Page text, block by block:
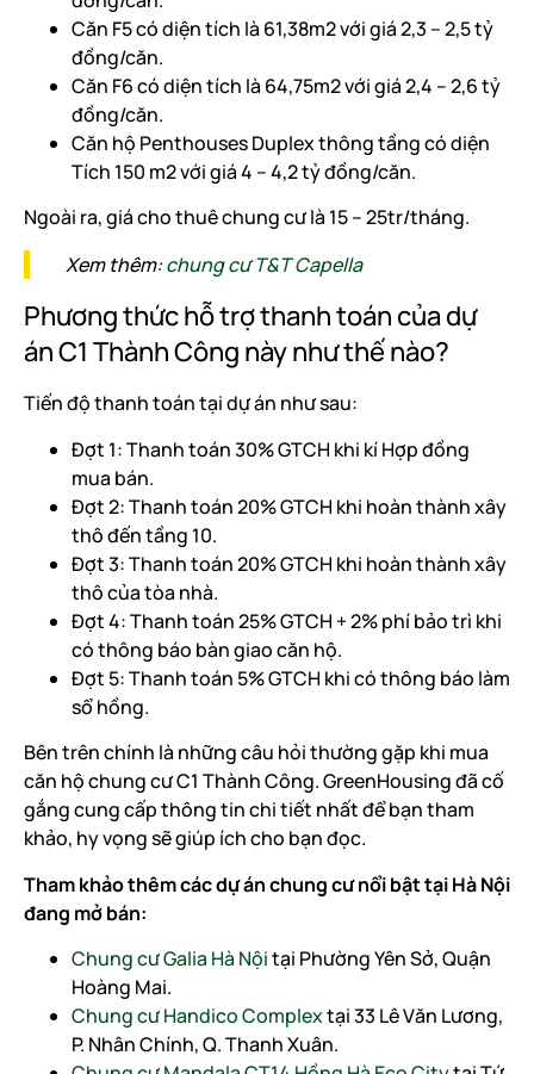
Căn F5 có diện tích là 61,38m2 với giá 2,3 – 2,5 tỷ
đồng/căn.
Căn F6 có diện tích là 64,75m2 với giá 2,4 – 2,6 tỷ
đồng/căn.
Căn hộ Penthouses Duplex thông tầng có diện
Tích 150 m2 với giá 4 – 4,2 tỷ đồng/căn.
Ngoài ra, giá cho thuê chung cư là 15 – 25tr/tháng.
Xem thêm:chung cư T&T Capella
Phương thức hỗ trợ thanh toán của dự
án C1 Thành Công này như thế nào?
Tiến độ thanh toán tại dự án như sau:
Đợt 1: Thanh toán 30% GTCH khi kí Hợp đồng
mua bán.
Đợt 2: Thanh toán 20% GTCH khi hoàn thành xây
thô đến tầng 10.
Đợt 3: Thanh toán 20% GTCH khi hoàn thành xây
thô của tòa nhà.
Đợt 4: Thanh toán 25% GTCH + 2% phí bảo trì khi
có thông báo bàn giao căn hộ.
Đợt 5: Thanh toán 5% GTCH khi có thông báo làm
sổ hồng.
Bên trên chính là những câu hỏi thường gặp khi mua
căn hộ chung cư C1 Thành Công. GreenHousing đã cố
gắng cung cấp thông tin chi tiết nhất để bạn tham
khảo, hy vọng sẽ giúp ích cho bạn đọc.
Tham khảo thêm các dự án chung cư nổi bật tại Hà Nội
đang mở bán:
Chung cư Galia Hà Nộitại Phường Yên Sở, Quận
Hoàng Mai.
Chung cư Handico Complextại 33 Lê Văn Lương,
P. Nhân Chính, Q. Thanh Xuân.